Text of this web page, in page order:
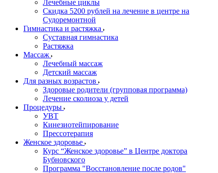
Лечебные циклы
Скидка 5200 рублей на лечение в центре на
Судоремонтной
Гимнастика и растяжка
Суставная гимнастика
Растяжка
Массаж
Лечебный массаж
Детский массаж
Для разных возрастов
Здоровые родители (групповая программа)
Лечение сколиоза у детей
Процедуры
УВТ
Кинезиотейпирование
Прессотерапия
Женское здоровье
Курс “Женское здоровье” в Центре доктора
Бубновского
Программа "Восстановление после родов"